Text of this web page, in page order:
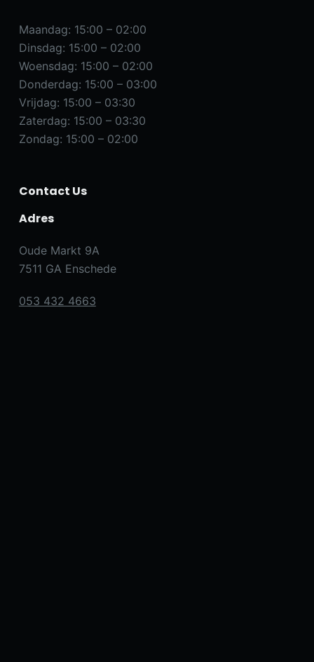
Maandag: 15:00 – 02:00
Dinsdag: 15:00 – 02:00
Woensdag: 15:00 – 02:00
Donderdag: 15:00 – 03:00
Vrijdag: 15:00 – 03:30
Zaterdag: 15:00 – 03:30
Zondag: 15:00 – 02:00
Contact Us
Adres
Oude Markt 9A
7511 GA Enschede
053 432 4663